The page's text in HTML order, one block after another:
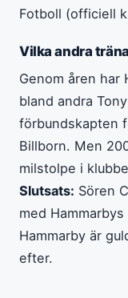
Fotboll (officiell
Vilka andra
Genom åren har
bland andra
förbundskapten
Billborn. Men
milstolpe i
Slutsats: Sören
med
Hammarby är
efter.